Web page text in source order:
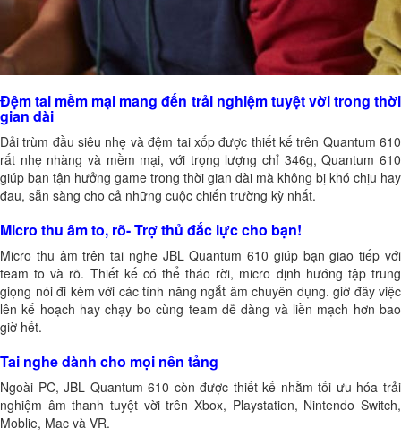
Đệm tai mềm mại mang đến trải nghiệm tuyệt vời trong thời
gian dài
Dải trùm đầu siêu nhẹ và đệm tai xốp được thiết kế trên Quantum 610
rất nhẹ nhàng và mềm mại, với trọng lượng chỉ 346g, Quantum 610
giúp bạn tận hưởng game trong thời gian dài mà không bị khó chịu hay
đau, sẵn sàng cho cả những cuộc chiến trường kỳ nhất.
Micro thu âm to, rõ- Trợ thủ đắc lực cho bạn!
Micro thu âm trên tai nghe JBL Quantum 610 giúp bạn giao tiếp với
team to và rõ. Thiết kế có thể tháo rời, micro định hướng tập trung
giọng nói đi kèm với các tính năng ngắt âm chuyên dụng. giờ đây việc
lên kế hoạch hay chạy bo cùng team dễ dàng và liền mạch hơn bao
giờ hết.
Tai nghe dành cho mọi nền tảng
Ngoài PC, JBL Quantum 610 còn được thiết kế nhằm tối ưu hóa trải
nghiệm âm thanh tuyệt vời trên Xbox, Playstation, Nintendo Switch,
Moblie, Mac và VR.